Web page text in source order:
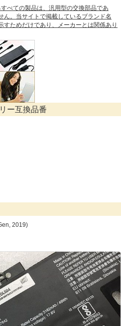
べての製品は、汎用型の交換部品であ
ん。当サイトで掲載しているブランド名
ためだけであり、メーカーとは関係あり
ー互換品番
2019)